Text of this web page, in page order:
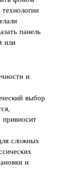
панель
или
и
выбор
привносит
сложных
и